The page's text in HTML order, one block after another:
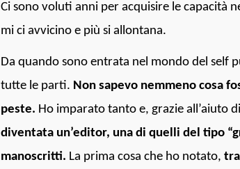
Ci sono voluti anni per acquisire le capacità
mi ci avvicino e più si allontana.
Da quando sono entrata nel mondo del self
tutte le parti. Non sapevo nemmeno cosa
peste. Ho imparato tanto e, grazie all’aiuto
diventata un’editor, una di quelli del tipo
manoscritti. La prima cosa che ho notato,